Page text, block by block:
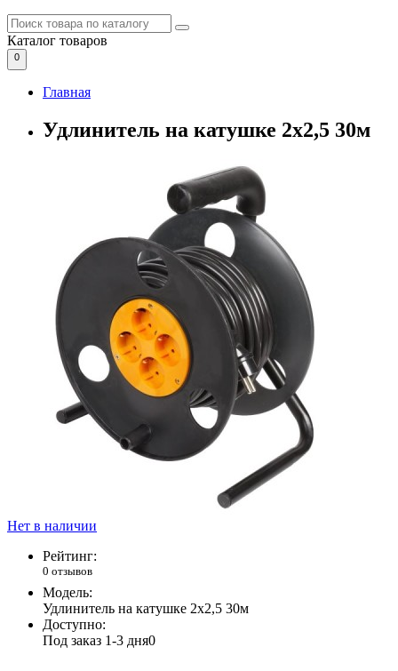
Каталог товаров
0
Главная
Удлинитель на катушке 2х2,5 30м
Нет в наличии
Рейтинг:
0 отзывов
Модель:
Удлинитель на катушке 2х2,5 30м
Доступно:
Под заказ 1-3 дня0